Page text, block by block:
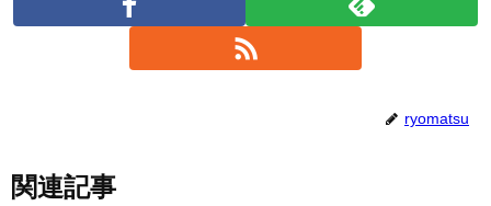
ryomatsu
関連記事